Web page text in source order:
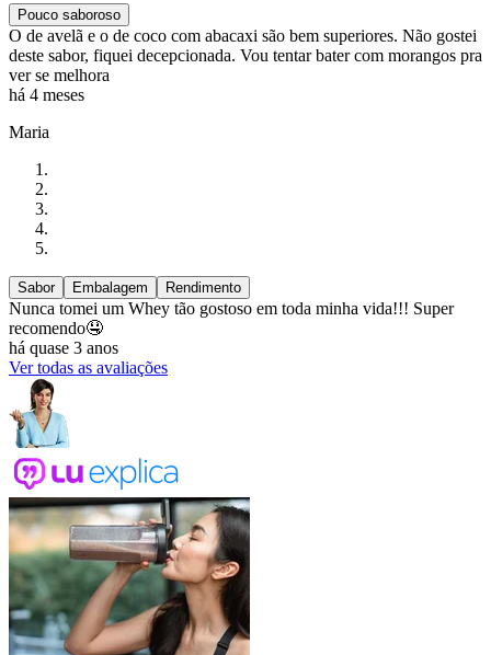
Pouco saboroso
O de avelã e o de coco com abacaxi são bem superiores. Não gostei
deste sabor, fiquei decepcionada. Vou tentar bater com morangos pra
ver se melhora
há 4 meses
Maria
Sabor Embalagem Rendimento
Nunca tomei um Whey tão gostoso em toda minha vida!!! Super
recomendo🤤
há quase 3 anos
Ver todas as avaliações